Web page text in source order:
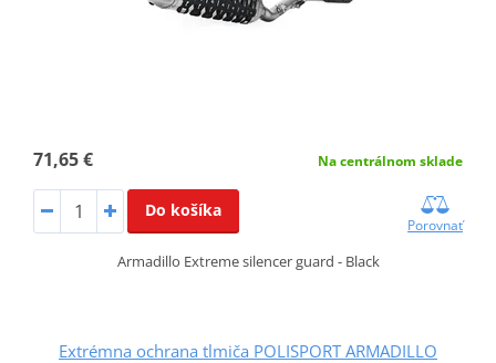
71,65 € Na centrálnom sklade
Do košíka
Porovnať
Armadillo Extreme silencer guard - Black
Extrémna ochrana tlmiča POLISPORT ARMADILLO